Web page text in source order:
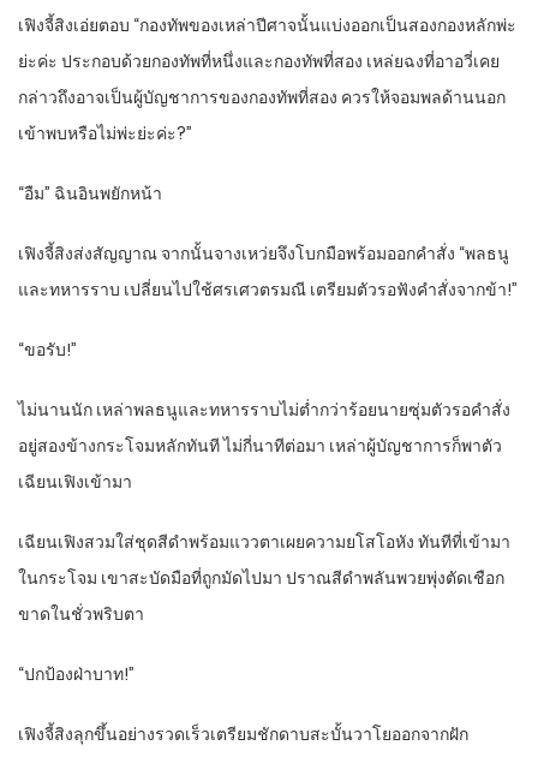
เฟิงจี้สิงเอ่ยตอบ “กองทัพของเหล่าปีศาจนั้นแบ่งออกเป็นสองกองหลักพ่ะ
ย่ะค่ะ ประกอบด้วยกองทัพที่หนึ่งและกองทัพที่สอง เหล่ยฉงที่อาอวี่เคย
กล่าวถึงอาจเป็นผู้บัญชาการของกองทัพที่สอง ควรให้จอมพลด้านนอก
เข้าพบหรือไม่พ่ะย่ะค่ะ?”
“อืม” ฉินอินพยักหน้า
เฟิงจี้สิงส่งสัญญาณ จากนั้นจางเหว่ยจึงโบกมือพร้อมออกคำสั่ง “พลธนู
และทหารราบ เปลี่ยนไปใช้ศรเศวตรมณี เตรียมตัวรอฟังคำสั่งจากข้า!”
“ขอรับ!”
ไม่นานนัก เหล่าพลธนูและทหารราบไม่ต่ำกว่าร้อยนายซุ่มตัวรอคำสั่ง
อยู่สองข้างกระโจมหลักทันที ไม่กี่นาทีต่อมา เหล่าผู้บัญชาการก็พาตัว
เฉียนเฟิงเข้ามา
เฉียนเฟิงสวมใส่ชุดสีดำพร้อมแววตาเผยความยโสโอหัง ทันทีที่เข้ามา
ในกระโจม เขาสะบัดมือที่ถูกมัดไปมา ปราณสีดำพลันพวยพุ่งตัดเชือก
ขาดในชั่วพริบตา
“ปกป้องฝ่าบาท!”
เฟิงจี้สิงลุกขึ้นอย่างรวดเร็วเตรียมชักดาบสะบั้นวาโยออกจากฝัก